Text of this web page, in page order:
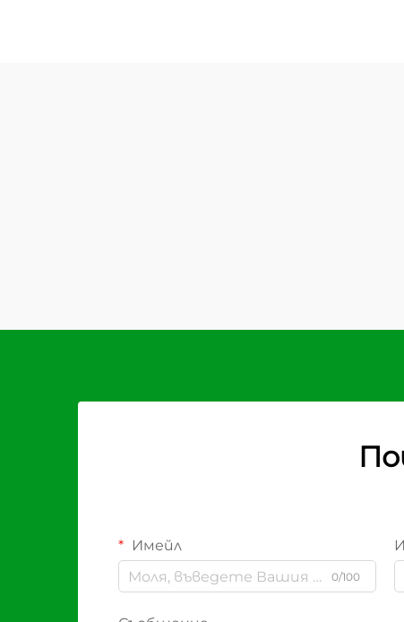
Имейл
0/100